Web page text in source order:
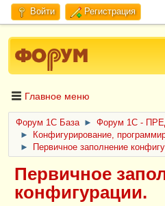
Войти Регистрация
Главное меню
Форум 1C База ►
Форум 1С -
►
Конфигурирование,
►
Первичное заполнение
Первичное
конфигурации.